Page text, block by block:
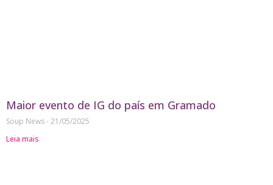
Maior evento de IG do país em Gramado
Soup News 21/05/2025
Leia mais